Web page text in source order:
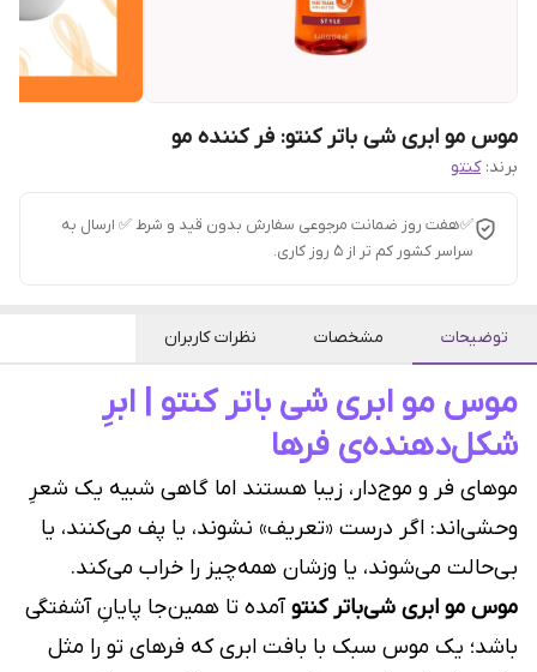
موس مو ابری شی باتر کنتو: فر کننده مو
برند: کنتو
✅هفت روز ضمانت مرجوعی سفارش بدون قید و شرط ✅ ارسال به
سراسر کشور کم تر از 5 روز کاری.
توضیحات مشخصات نظرات کاربران
موس مو ابری شی باتر کنتو | ابرِ
شکل‌دهنده‌ی فرها
موهای فر و موج‌دار، زیبا هستند اما گاهی شبیه یک شعرِ
وحشی‌اند: اگر درست «تعریف» نشوند، یا پف می‌کنند، یا
بی‌حالت می‌شوند، یا وزشان همه‌چیز را خراب می‌کند.
موس مو ابری شی‌باتر کنتوآمده تا همین‌جا پایانِ آشفتگی
باشد؛ یک موس سبک با بافت ابری که فرهای تو را مثل